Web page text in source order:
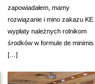
zapowiadałem, mamy
rozwiązanie i mino zakazu KE
wypłaty należnych rolnikom
środków w formule de minimis
[…]